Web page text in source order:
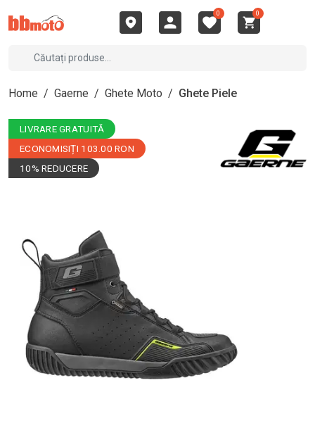
0 0
Home / Gaerne / Ghete Moto / Ghete Piele
LIVRARE GRATUITĂ
ECONOMISIȚI 103.00 RON
10% REDUCERE